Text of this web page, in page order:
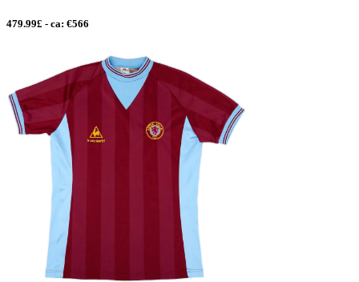
479.99£ - ca: €566